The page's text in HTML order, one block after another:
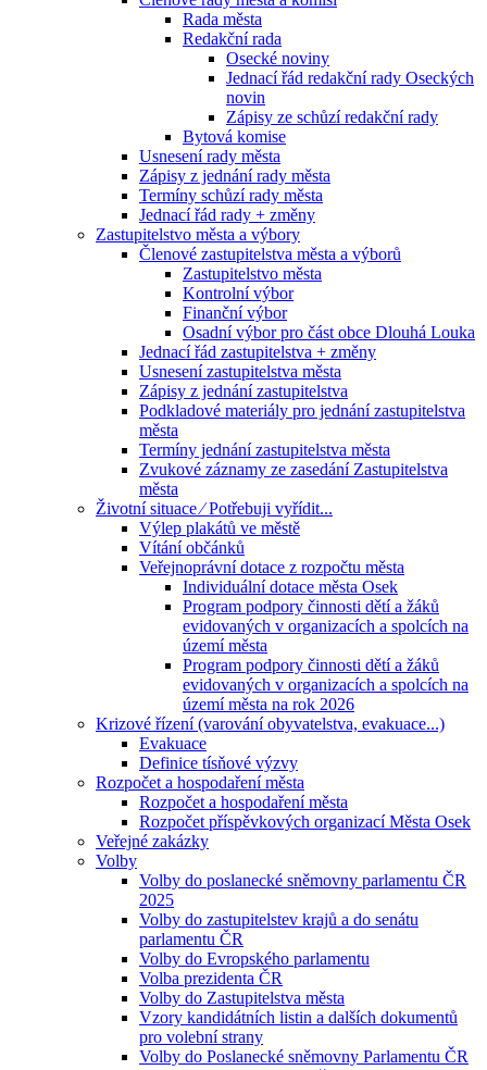
Rada města
Redakční rada
Osecké noviny
Jednací řád redakční rady Oseckých
novin
Zápisy ze schůzí redakční rady
Bytová komise
Usnesení rady města
Zápisy z jednání rady města
Termíny schůzí rady města
Jednací řád rady + změny
Zastupitelstvo města a výbory
Členové zastupitelstva města a výborů
Zastupitelstvo města
Kontrolní výbor
Finanční výbor
Osadní výbor pro část obce Dlouhá Louka
Jednací řád zastupitelstva + změny
Usnesení zastupitelstva města
Zápisy z jednání zastupitelstva
Podkladové materiály pro jednání zastupitelstva
města
Termíny jednání zastupitelstva města
Zvukové záznamy ze zasedání Zastupitelstva
města
Životní situace ⁄ Potřebuji vyřídit...
Výlep plakátů ve městě
Vítání občánků
Veřejnoprávní dotace z rozpočtu města
Individuální dotace města Osek
Program podpory činnosti dětí a žáků
evidovaných v organizacích a spolcích na
území města
Program podpory činnosti dětí a žáků
evidovaných v organizacích a spolcích na
území města na rok 2026
Krizové řízení (varování obyvatelstva, evakuace...)
Evakuace
Definice tísňové výzvy
Rozpočet a hospodaření města
Rozpočet a hospodaření města
Rozpočet příspěvkových organizací Města Osek
Veřejné zakázky
Volby
Volby do poslanecké sněmovny parlamentu ČR
2025
Volby do zastupitelstev krajů a do senátu
parlamentu ČR
Volby do Evropského parlamentu
Volba prezidenta ČR
Volby do Zastupitelstva města
Vzory kandidátních listin a dalších dokumentů
pro volební strany
Volby do Poslanecké sněmovny Parlamentu ČR